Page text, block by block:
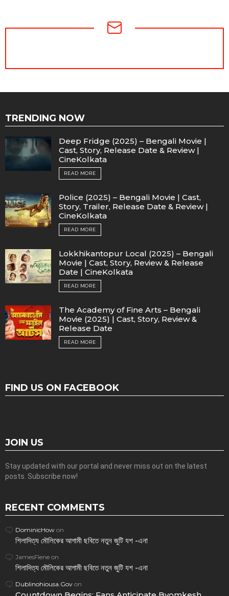
TRENDING NOW
Deep Fridge (2025) – Bengali Movie |
Cast, Story, Release Date & Review |
CineKolkata
READ MORE
Police (2025) – Bengali Movie | Cast,
Story, Trailer, Release Date & Review |
CineKolkata
READ MORE
Lokkhikantopur Local (2025) – Bengali
Movie | Cast, Story, Review & Release
Date | CineKolkata
READ MORE
The Academy of Fine Arts – Bengali
Movie (2025) | Cast, Story, Review &
Release Date
READ MORE
FIND US ON FACEBOOK
JOIN US
Stay updated with our portal and never miss out on the latest
posts. Subscribe now!
RECENT COMMENTS
DominicHow on
শিলাদিত্য মৌলিকের আগামী ছবিতে নতুন জুটি যশ -এনা
JamesFlene on
শিলাদিত্য মৌলিকের আগামী ছবিতে নতুন জুটি যশ -এনা
Dublinohiousa.Gov on